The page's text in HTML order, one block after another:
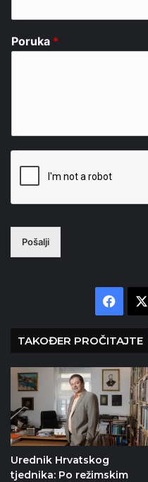
Poruka *
Pošalji
TAKOĐER PROČITAJTE
Urednik Hrvatskog
tjednika: Po režimskim